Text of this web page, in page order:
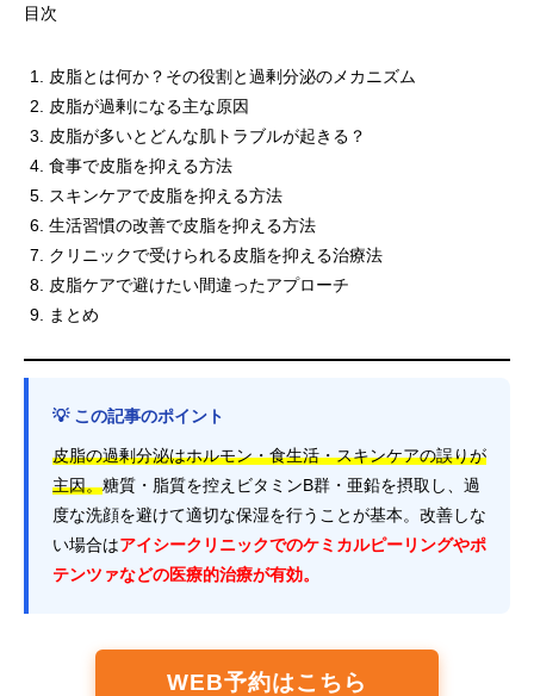
目次
皮脂とは何か？その役割と過剰分泌のメカニズム
皮脂が過剰になる主な原因
皮脂が多いとどんな肌トラブルが起きる？
食事で皮脂を抑える方法
スキンケアで皮脂を抑える方法
生活習慣の改善で皮脂を抑える方法
クリニックで受けられる皮脂を抑える治療法
皮脂ケアで避けたい間違ったアプローチ
まとめ
💡 この記事のポイント
皮脂の過剰分泌はホルモン・食生活・スキンケアの誤りが
主因。糖質・脂質を控えビタミンB群・亜鉛を摂取し、過
度な洗顔を避けて適切な保湿を行うことが基本。改善しな
い場合はアイシークリニックでのケミカルピーリングやポ
テンツァなどの医療的治療が有効。
WEB予約はこちら